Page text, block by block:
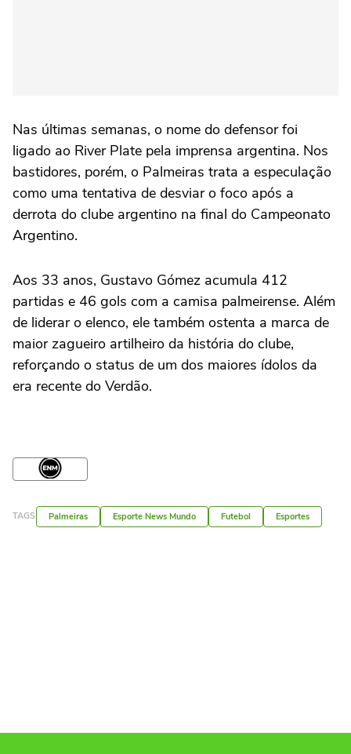
Nas últimas semanas, o nome do defensor foi
ligado ao River Plate pela imprensa argentina. Nos
bastidores, porém, o Palmeiras trata a especulação
como uma tentativa de desviar o foco após a
derrota do clube argentino na final do Campeonato
Argentino.
Aos 33 anos, Gustavo Gómez acumula 412
partidas e 46 gols com a camisa palmeirense. Além
de liderar o elenco, ele também ostenta a marca de
maior zagueiro artilheiro da história do clube,
reforçando o status de um dos maiores ídolos da
era recente do Verdão.
TAGS Palmeiras Esporte News Mundo Futebol Esportes